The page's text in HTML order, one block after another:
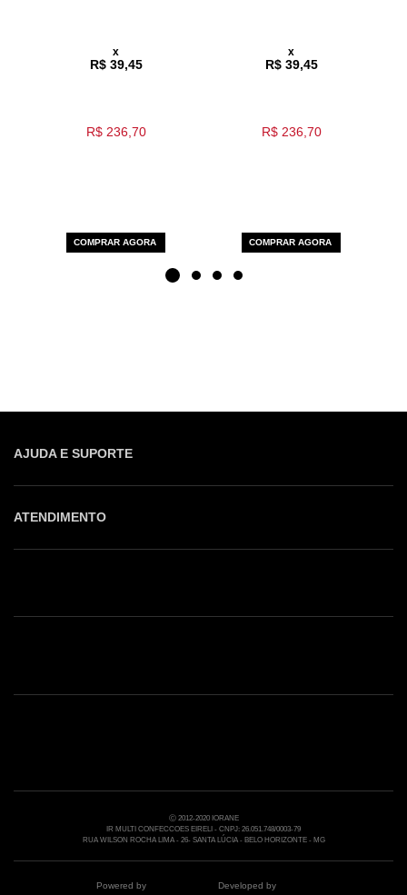
x
R$ 39,45
R$ 236,70
COMPRAR AGORA
x
R$ 39,45
R$ 236,70
COMPRAR AGORA
AJUDA E SUPORTE
ATENDIMENTO
Nossas Lojas
Ⓒ 2012-2020 IORANE
IR MULTI CONFECCOES EIRELI - CNPJ: 26.051.748/0003-79
RUA WILSON ROCHA LIMA - 26- SANTA LÚCIA - BELO HORIZONTE - MG
Powered by Developed by